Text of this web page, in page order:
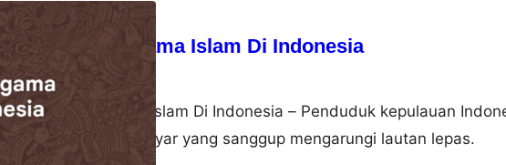
Penyebaran Agama Islam Di Indonesia
akbardwi22 Oktober 2023
Penyebaran Agama Islam Di Indonesia – Penduduk kepulauan
sebagai pelayar-pelayar yang sanggup mengarungi lautan lepas.